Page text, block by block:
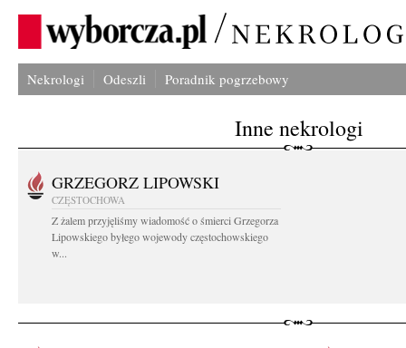
Nekrologi Odeszli Poradnik pogrzebowy
Inne nekrologi
GRZEGORZ LIPOWSKI
CZĘSTOCHOWA
Z żalem przyjęliśmy wiadomość o śmierci Grzegorza
Lipowskiego byłego wojewody częstochowskiego
w...